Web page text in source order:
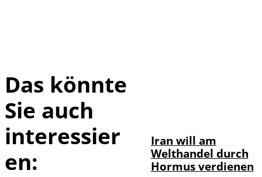
Das könnte
Sie auch
interessier
en:
Iran will am
Welthandel durch
Hormus verdienen